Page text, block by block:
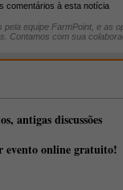
comentários à esta notícia
equipe FarmPoint, e as
Contamos com sua
antigas discussões
evento online gratuito!